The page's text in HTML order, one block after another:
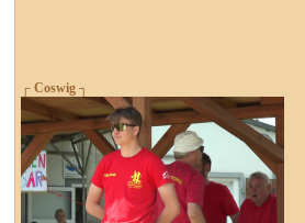
┌ Coswig ┐